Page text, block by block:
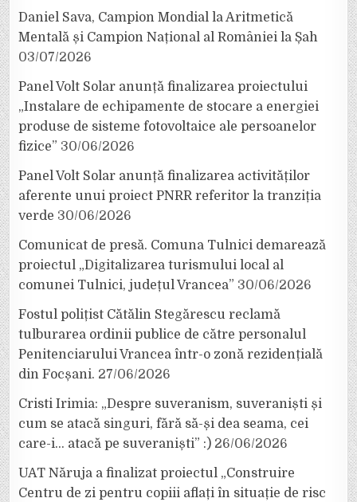
Daniel Sava, Campion Mondial la Aritmetică
Mentală și Campion Național al României la Șah
03/07/2026
Panel Volt Solar anunță finalizarea proiectului
„Instalare de echipamente de stocare a energiei
produse de sisteme fotovoltaice ale persoanelor
fizice” 30/06/2026
Panel Volt Solar anunță finalizarea activităților
aferente unui proiect PNRR referitor la tranziția
verde 30/06/2026
Comunicat de presă. Comuna Tulnici demarează
proiectul „Digitalizarea turismului local al
comunei Tulnici, județul Vrancea” 30/06/2026
Fostul polițist Cătălin Stegărescu reclamă
tulburarea ordinii publice de către personalul
Penitenciarului Vrancea într-o zonă rezidențială
din Focșani. 27/06/2026
Cristi Irimia: „Despre suveranism, suveraniști și
cum se atacă singuri, fără să-și dea seama, cei
care-i… atacă pe suveraniști” :) 26/06/2026
UAT Năruja a finalizat proiectul „Construire
Centru de zi pentru copiii aflați în situație de risc